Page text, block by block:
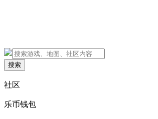
搜索
社区
乐币钱包